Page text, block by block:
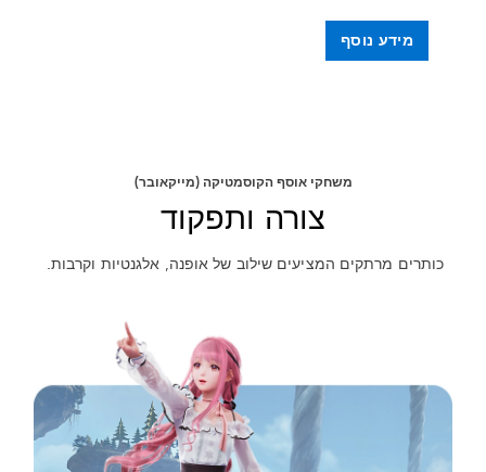
מידע נוסף
משחקי אוסף הקוסמטיקה (מייקאובר)
צורה ותפקוד
כותרים מרתקים המציעים שילוב של אופנה, אלגנטיות וקרבות.